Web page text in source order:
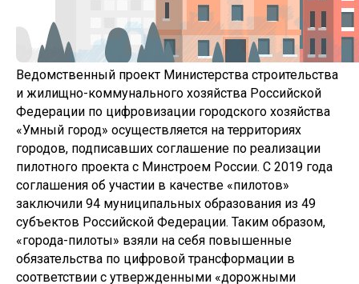
Ведомственный проект Министерства строительства
и жилищно-коммунального хозяйства Российской
Федерации по цифровизации городского хозяйства
«Умный город» осуществляется на территориях
городов, подписавших соглашение по реализации
пилотного проекта с Минстроем России. С 2019 года
соглашения об участии в качестве «пилотов»
заключили 94 муниципальных образования из 49
субъектов Российской Федерации. Таким образом,
«города-пилоты» взяли на себя повышенные
обязательства по цифровой трансформации в
соответствии с утвержденными «дорожными